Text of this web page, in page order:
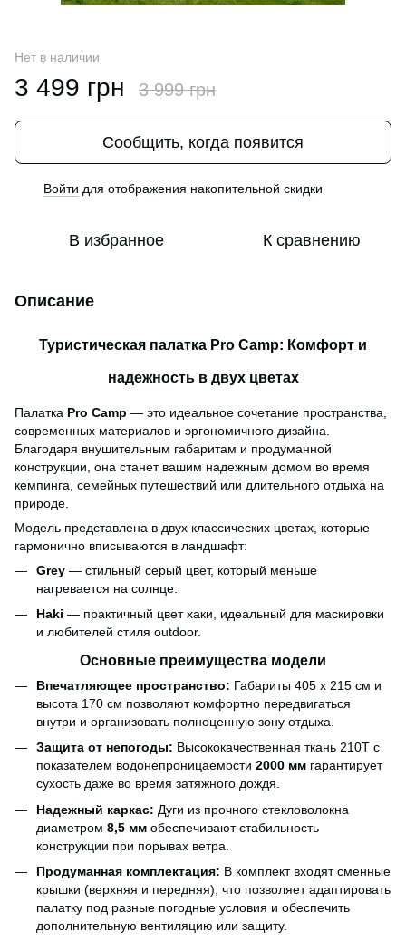
Нет в наличии
3 499 грн 3 999 грн
Сообщить, когда появится
Войти для отображения накопительной скидки
В избранное К сравнению
Описание
Туристическая палатка Pro Camp: Комфорт и
надежность в двух цветах
Палатка Pro Camp — это идеальное сочетание пространства,
современных материалов и эргономичного дизайна.
Благодаря внушительным габаритам и продуманной
конструкции, она станет вашим надежным домом во время
кемпинга, семейных путешествий или длительного отдыха на
природе.
Модель представлена в двух классических цветах, которые
гармонично вписываются в ландшафт:
Grey — стильный серый цвет, который меньше
нагревается на солнце.
Haki — практичный цвет хаки, идеальный для маскировки
и любителей стиля outdoor.
Основные преимущества модели
Впечатляющее пространство: Габариты 405 х 215 см и
высота 170 см позволяют комфортно передвигаться
внутри и организовать полноценную зону отдыха.
Защита от непогоды: Высококачественная ткань 210T с
показателем водонепроницаемости 2000 мм гарантирует
сухость даже во время затяжного дождя.
Надежный каркас: Дуги из прочного стекловолокна
диаметром 8,5 мм обеспечивают стабильность
конструкции при порывах ветра.
Продуманная комплектация: В комплект входят сменные
крышки (верхняя и передняя), что позволяет адаптировать
палатку под разные погодные условия и обеспечить
дополнительную вентиляцию или защиту.